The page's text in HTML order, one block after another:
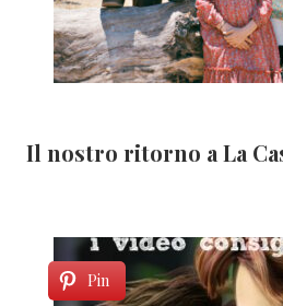
Il nostro ritorno a La
Pin